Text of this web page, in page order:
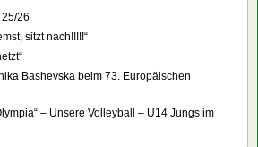
26
sitzt nach!!!!!“
Bashevska beim 73. Europäischen
– Unsere Volleyball – U14 Jungs im